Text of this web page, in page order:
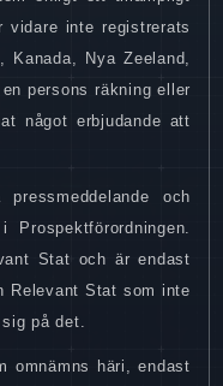
vidare inte registrerats
Nya Zeeland,
persons räkning eller
något erbjudande att
och
Stat och är endast
Relevant Stat som inte
på det.
omnämns häri, endast